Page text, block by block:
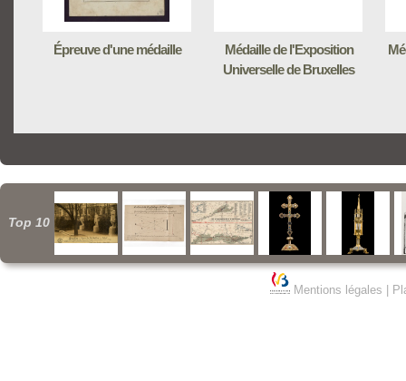
Épreuve d'une médaille
Médaille de l'Exposition
Universelle de Bruxelles
Top 10
Mentions légales